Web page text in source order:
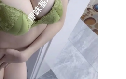
海航在飞空姐